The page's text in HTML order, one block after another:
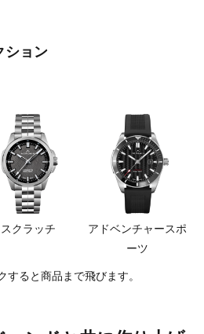
ション
スクラッチ
アドベンチャースポ
ーツ
ると商品まで飛びます。